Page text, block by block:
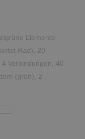
Elemente
Rad), 20
Verbindungen, 40
(grün), 2